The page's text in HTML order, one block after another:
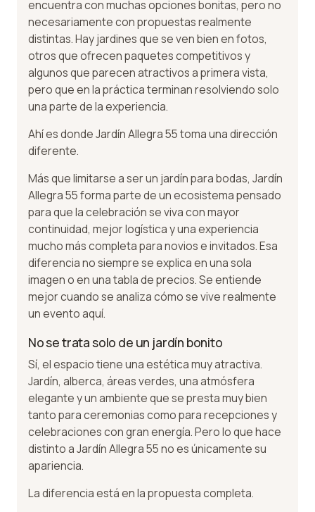
encuentra con muchas opciones bonitas, pero no
necesariamente con propuestas realmente
distintas. Hay jardines que se ven bien en fotos,
otros que ofrecen paquetes competitivos y
algunos que parecen atractivos a primera vista,
pero que en la práctica terminan resolviendo solo
una parte de la experiencia.
Ahí es donde Jardín Allegra 55 toma una dirección
diferente.
Más que limitarse a ser un jardín para bodas, Jardín
Allegra 55 forma parte de un ecosistema pensado
para que la celebración se viva con mayor
continuidad, mejor logística y una experiencia
mucho más completa para novios e invitados. Esa
diferencia no siempre se explica en una sola
imagen o en una tabla de precios. Se entiende
mejor cuando se analiza cómo se vive realmente
un evento aquí.
No se trata solo de un jardín bonito
Sí, el espacio tiene una estética muy atractiva.
Jardín, alberca, áreas verdes, una atmósfera
elegante y un ambiente que se presta muy bien
tanto para ceremonias como para recepciones y
celebraciones con gran energía. Pero lo que hace
distinto a Jardín Allegra 55 no es únicamente su
apariencia.
La diferencia está en la propuesta completa.